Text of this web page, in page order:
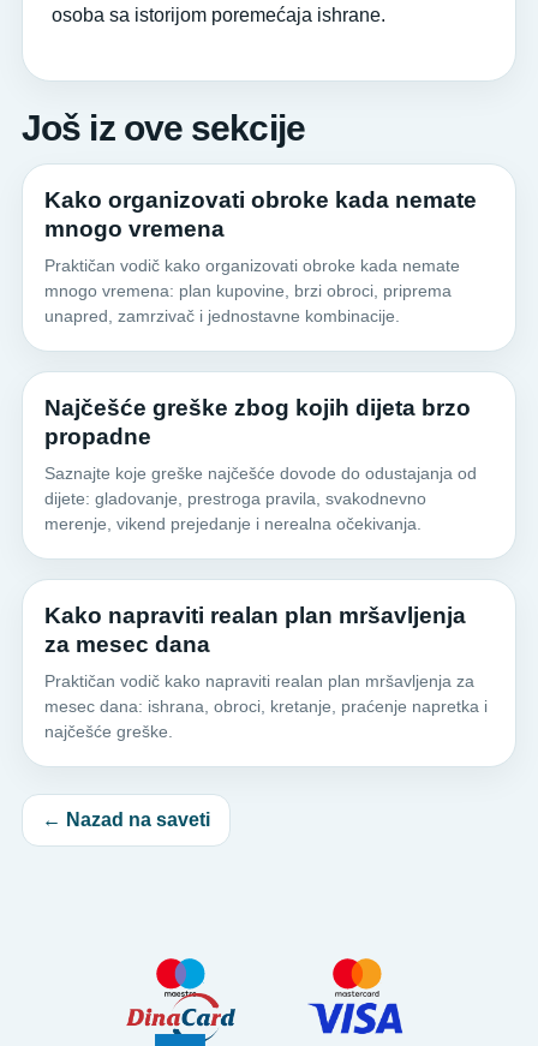
osoba sa istorijom poremećaja ishrane.
Još iz ove sekcije
Kako organizovati obroke kada nemate
mnogo vremena
Praktičan vodič kako organizovati obroke kada nemate
mnogo vremena: plan kupovine, brzi obroci, priprema
unapred, zamrzivač i jednostavne kombinacije.
Najčešće greške zbog kojih dijeta brzo
propadne
Saznajte koje greške najčešće dovode do odustajanja od
dijete: gladovanje, prestroga pravila, svakodnevno
merenje, vikend prejedanje i nerealna očekivanja.
Kako napraviti realan plan mršavljenja
za mesec dana
Praktičan vodič kako napraviti realan plan mršavljenja za
mesec dana: ishrana, obroci, kretanje, praćenje napretka i
najčešće greške.
← Nazad na saveti